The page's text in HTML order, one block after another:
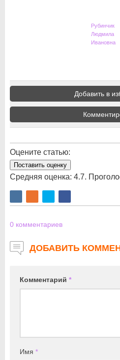
Рубинчик
Людмила
Ивановна
Добавить в
Оцените статью:
Поставить оценку
Средняя оценка: 4.7.
0 комментариев
ДОБАВИТЬ
Комментарий *
Имя *